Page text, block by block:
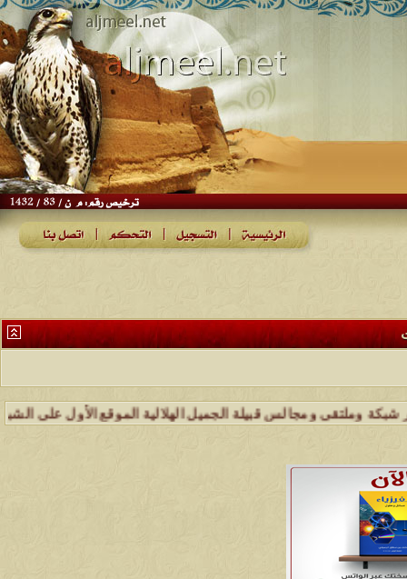
وملتقى ومجالس قبيلة الجميل الهلالية الموقع الأول على الشبكة